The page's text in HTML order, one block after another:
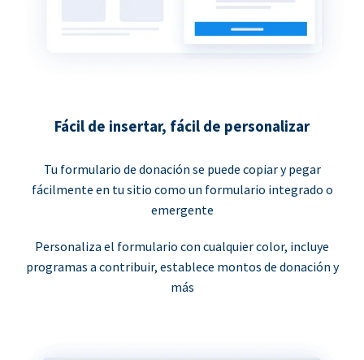
Fácil de insertar, fácil de personalizar
Tu formulario de donación se puede copiar y pegar
fácilmente en tu sitio como un formulario integrado o
emergente
Personaliza el formulario con cualquier color, incluye
programas a contribuir, establece montos de donación y
más